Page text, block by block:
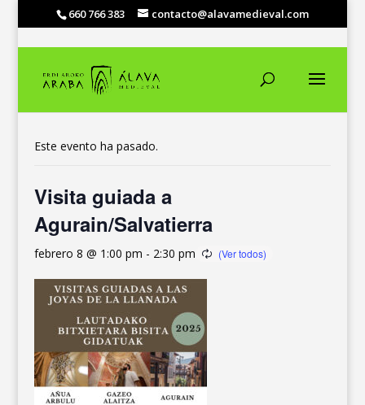
660 766 383 contacto@alavamedieval.com
Este evento ha pasado.
Visita guiada a
Agurain/Salvatierra
febrero 8 @ 1:00 pm - 2:30 pm